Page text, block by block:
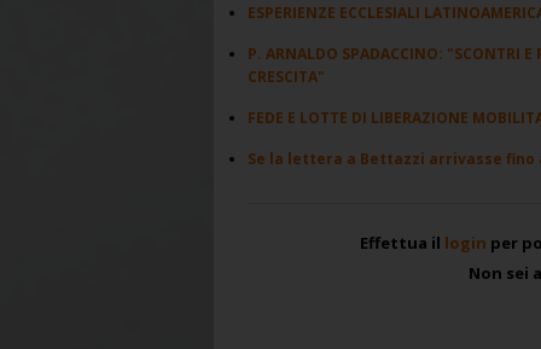
ESPERIENZE ECCLESIALI
P. ARNALDO SPADACCINO: "SCONTRI E
CRESCITA"
FEDE E LOTTE DI LIBERAZIONE
Se la lettera a Bettazzi arrivasse fino
Effettua il login per
Non sei